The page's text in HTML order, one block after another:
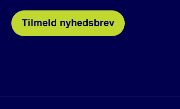
Tilmeld nyhedsbrev